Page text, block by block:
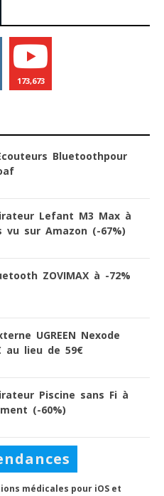
173,673
Bluetoothpour
Lefant M3 Max à
vu sur Amazon (-67%)
ZOVIMAX à -72%
UGREEN Nexode
au lieu de 59€
Piscine sans Fi à
(-60%)
médicales pour iOS et